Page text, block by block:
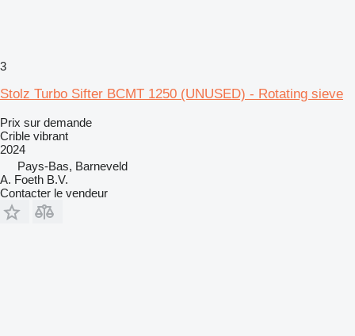
3
Stolz Turbo Sifter BCMT 1250 (UNUSED) - Rotating sieve
Prix sur demande
Crible vibrant
2024
Pays-Bas, Barneveld
A. Foeth B.V.
Contacter le vendeur